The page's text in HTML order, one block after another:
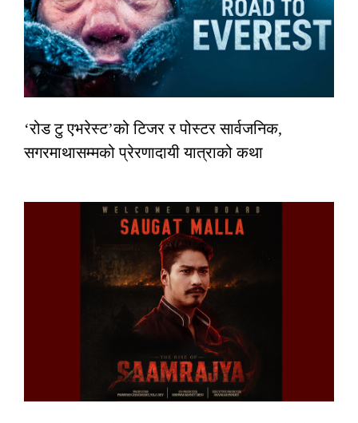
‘रोड टु एभरेस्ट’को टिजर र पोस्टर सार्वजनिक,
सगरमाथासम्मको प्रेरणादायी यात्राको कथा